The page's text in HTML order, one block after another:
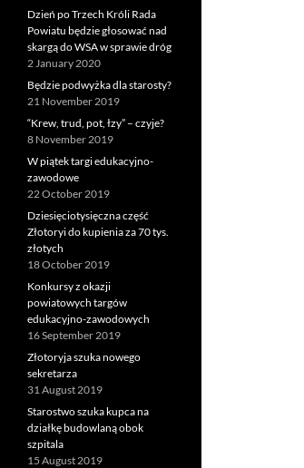
Dzień po Trzech Króli Rada
Powiatu będzie głosować nad
skargą do WSA w sprawie dróg
2 January 2020
Będzie podwyżka dla starosty?
21 November 2019
“Krew, trud, pot, łzy” – czyje?
8 November 2019
W piątek targi edukacyjno-
zawodowe
22 October 2019
Dziesięciotysięczna część
Złotoryi do kupienia za 70 tys.
złotych
18 October 2019
Konkursy z okazji
powiatowych targów
edukacyjno-zawodowych
16 September 2019
Złotoryja szuka nowego
sekretarza
31 August 2019
Starostwo szuka kupca na
działkę budowlaną obok
szpitala
15 August 2019